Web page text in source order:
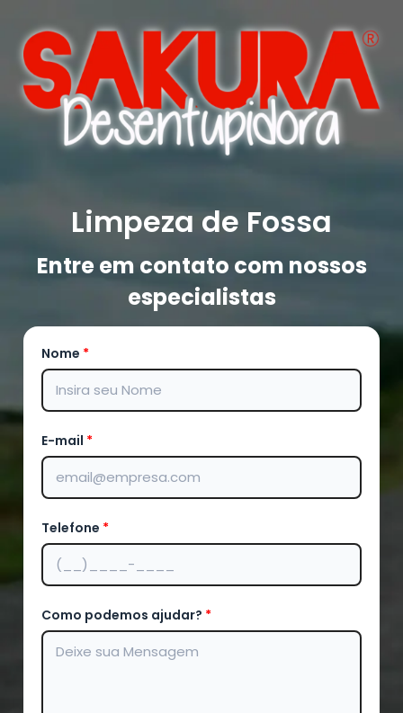
Limpeza de Fossa
Entre em contato com nossos
especialistas
Nome *
E-mail *
Telefone *
Como podemos ajudar? *